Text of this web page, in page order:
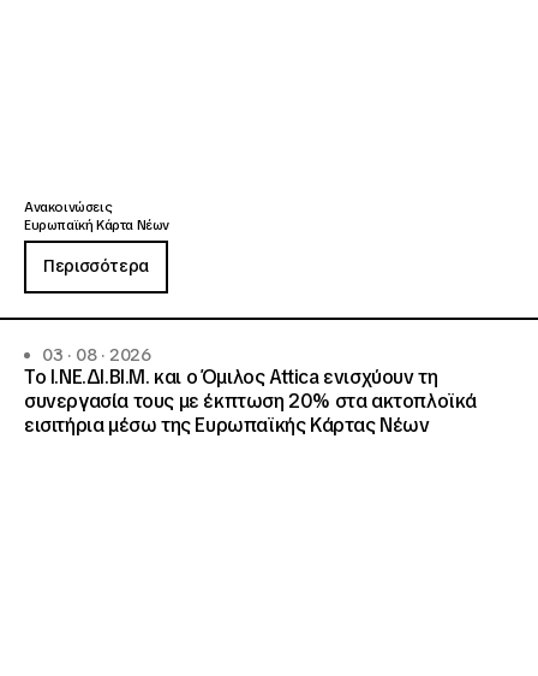
Ανακοινώσεις
Ευρωπαϊκή Κάρτα Νέων
Περισσότερα
03 · 08 · 2026
Το Ι.ΝΕ.ΔΙ.ΒΙ.Μ. και o Όμιλος Attica ενισχύουν τη
συνεργασία τους με έκπτωση 20% στα ακτοπλοϊκά
εισιτήρια μέσω της Ευρωπαϊκής Κάρτας Νέων